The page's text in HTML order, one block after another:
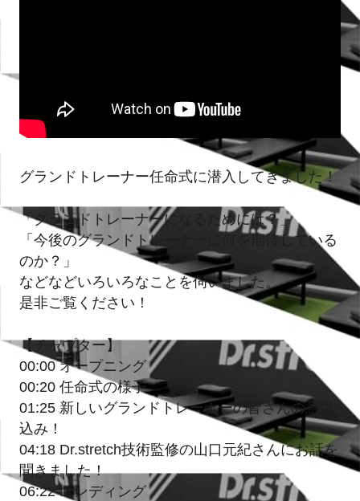
グランドトレーナー任命式に潜入してきました！
「グランドトレーナーになるためには？」
「今後のグランドトレーナーに何を期待している
のか？」
などなどいろいろなことを伺いました。
是非ご覧ください！
【チャプター】
00:00 オープニング
00:20 任命式の様子
01:25 新しいグランドトレーナーの皆さんの意気
込み！
04:18 Dr.stretch技術監修の山口元紀さんにお話を
聞きました！
06:22 エンディング